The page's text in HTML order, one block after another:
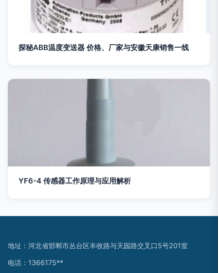
探秘ABB温度变送器 价格、厂家与安徽天康销售一线
YF6-4 传感器工作原理与应用解析
地址：河北省邯郸市丛台区丰收路与天园路交叉口5号201室
电话：1366175**